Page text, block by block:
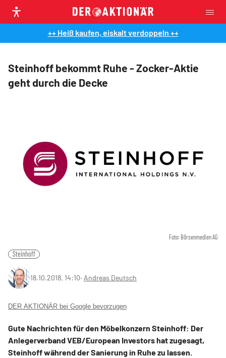
++ Heiß kaufen, eiskalt verdoppeln ++
Steinhoff bekommt Ruhe - Zocker-Aktie
geht durch die Decke
Foto: Börsenmedien AG
Steinhoff
18.10.2018, 14:10‧ Andreas Deutsch
DER AKTIONÄR bei Google bevorzugen
Gute Nachrichten für den Möbelkonzern Steinhoff: Der
Anlegerverband VEB/European Investors hat zugesagt,
Steinhoff während der Sanierung in Ruhe zu lassen.